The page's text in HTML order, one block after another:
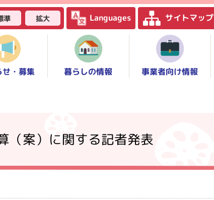
準 拡大 Languages サイトマップ
せ・募集 暮らしの情報 事業者向け情報
（案）に関する記者発表